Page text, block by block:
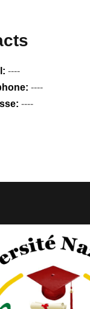
----
----
----